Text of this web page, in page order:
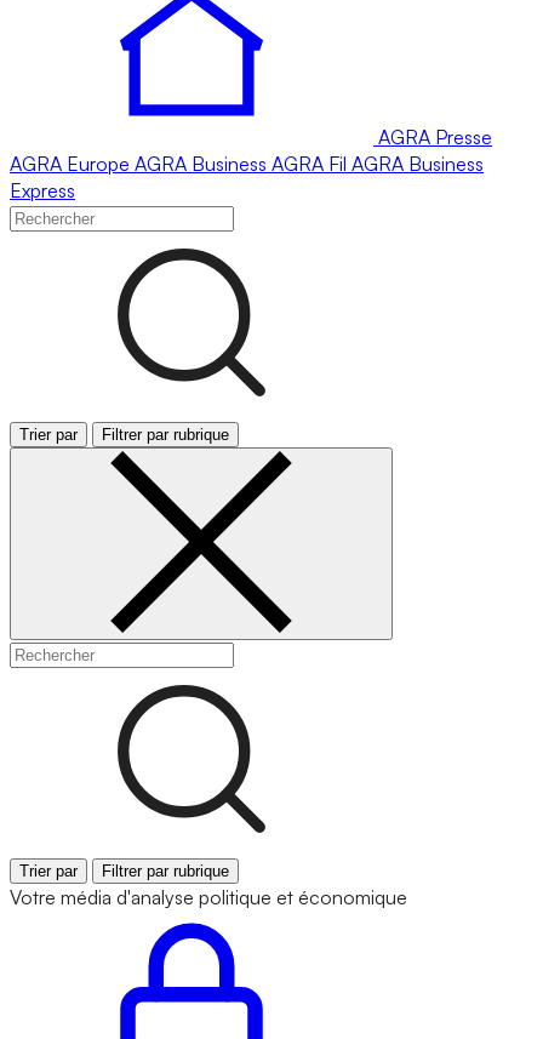
AGRA Presse
AGRA Europe AGRA Business AGRA Fil AGRA Business
Express
Trier par Filtrer par rubrique
Trier par Filtrer par rubrique
Votre média d'analyse politique et économique